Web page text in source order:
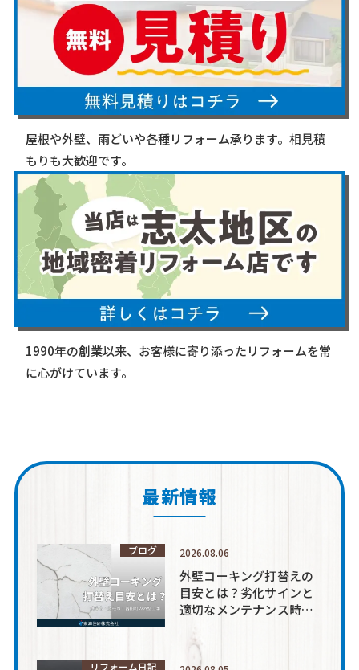
屋根や外壁、雨どいや各種リフォーム承ります。相見積
もりも大歓迎です。
1990年の創業以来、お客様に寄り添ったリフォームを常
に心がけています。
最新情報
ブログ 2026.08.06
外壁コーキング打替えの
目安とは？劣化サインと
適切なメンテナンス時期
リフォーム日記